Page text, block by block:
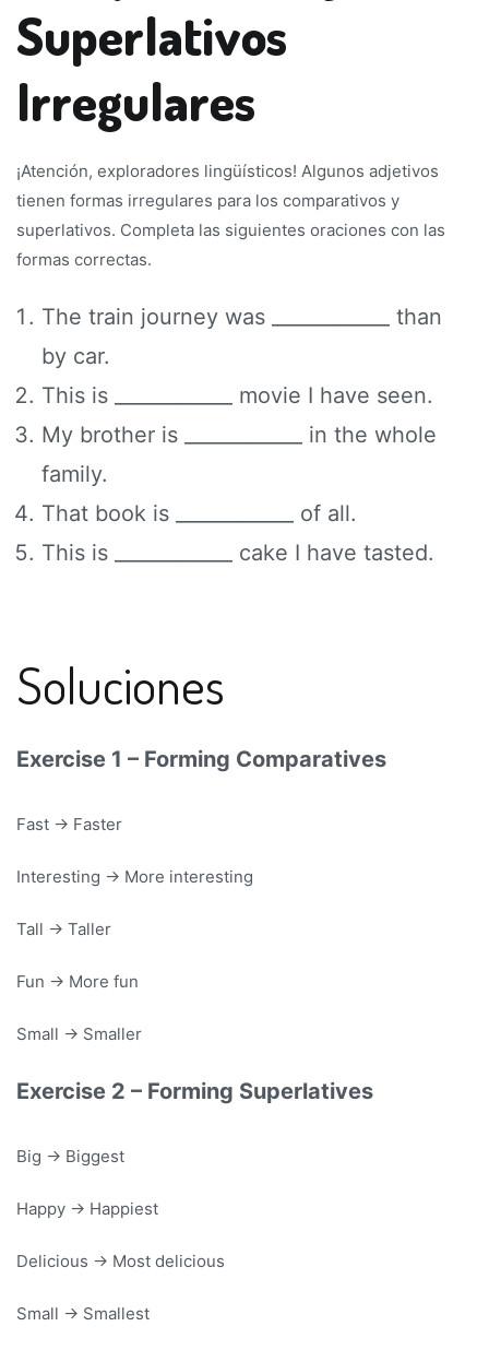
Superlativos
Irregulares
¡Atención, exploradores lingüísticos! Algunos adjetivos
tienen formas irregulares para los comparativos y
superlativos. Completa las siguientes oraciones con las
formas correctas.
The train journey was ____________ than
by car.
This is ____________ movie I have seen.
My brother is ____________ in the whole
family.
That book is ____________ of all.
This is ____________ cake I have tasted.
Soluciones
Exercise 1 – Forming Comparatives
Fast → Faster
Interesting → More interesting
Tall → Taller
Fun → More fun
Small → Smaller
Exercise 2 – Forming Superlatives
Big → Biggest
Happy → Happiest
Delicious → Most delicious
Small → Smallest